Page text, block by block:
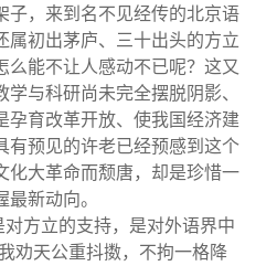
子，来到名不见经传的北京语
属初出茅庐、三十出头的方立
么能不让人感动不已呢？这又
与科研尚未完全摆脱阴影、
孕育改革开放、使我国经济建
有预见的许老已经预感到这个
化大革命而颓唐，却是珍惜一
新动向。
方立的支持，是对外语界中
劝天公重抖擞，不拘一格降